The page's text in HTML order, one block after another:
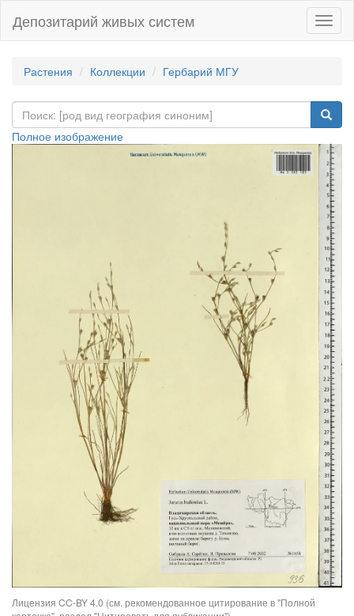
Депозитарий живых систем
Растения Коллекции Гербарий МГУ
Полное изображение
Лицензия CC-BY 4.0 (см. рекомендованное цитирование в "Полной